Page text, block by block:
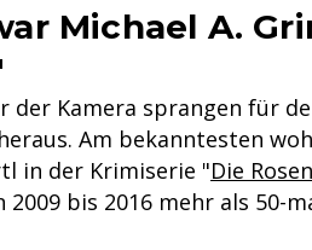
Michael A.
der Kamera sprangen für
Am bekanntesten
in der Krimiserie "Die
2009 bis 2016 mehr als 50-